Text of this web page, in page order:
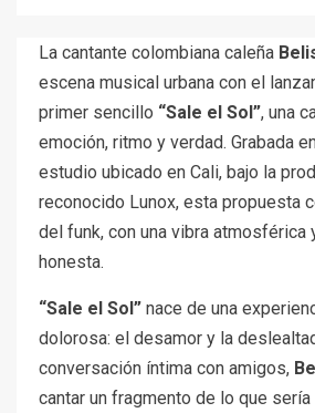
La cantante colombiana caleña
escena musical urbana con el
primer sencillo “Sale el Sol”, una
emoción, ritmo y verdad. Grabada
estudio ubicado en Cali, bajo la
reconocido Lunox, esta propuesta
del funk, con una vibra atmosférica
honesta.
“Sale el Sol” nace de una
dolorosa: el desamor y la
conversación íntima con amigos,
cantar un fragmento de lo que